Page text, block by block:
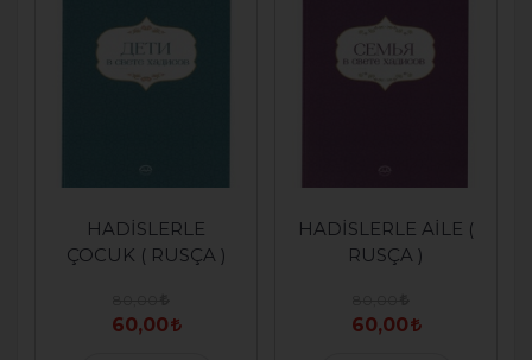
HADİSLERLE
ÇOCUK ( RUSÇA )
60,00
HADİSLERLE AİLE (
RUSÇA )
60,00